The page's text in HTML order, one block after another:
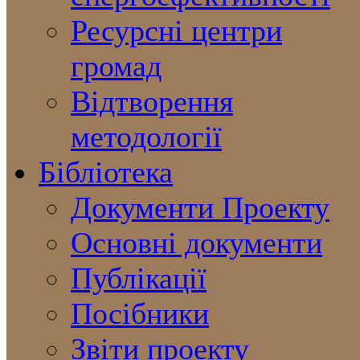
Ресурсні центри
громад
Відтворення
методології
Бібліотека
Документи Проекту
Основні документи
Публікації
Посібники
Звіти проекту